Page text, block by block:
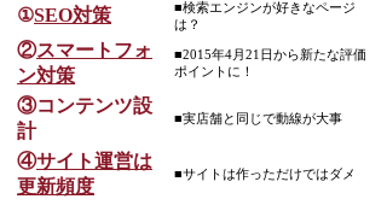
①SEO対策
■検索エンジンが好きなページ
は？
②スマートフォ
ン対策
■2015年4月21日から新たな評価
ポイントに！
③コンテンツ設
計
■実店舗と同じで動線が大事
④サイト運営は
更新頻度
■サイトは作っただけではダメ